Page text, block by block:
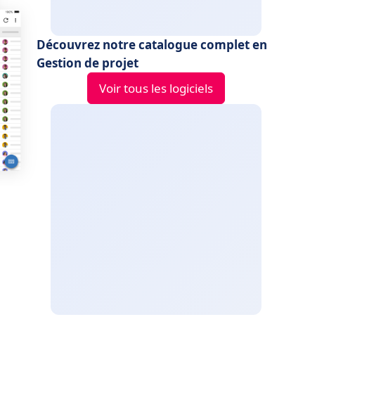
Découvrez notre catalogue complet en
Gestion de projet
Voir tous les logiciels